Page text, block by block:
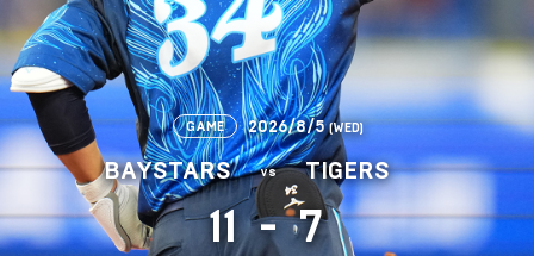
GAME 2026/8/5 (WED)
BAYSTARS vs TIGERS
11 - 7